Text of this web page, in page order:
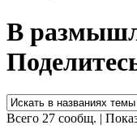
В
Всего 27 сообщ. |